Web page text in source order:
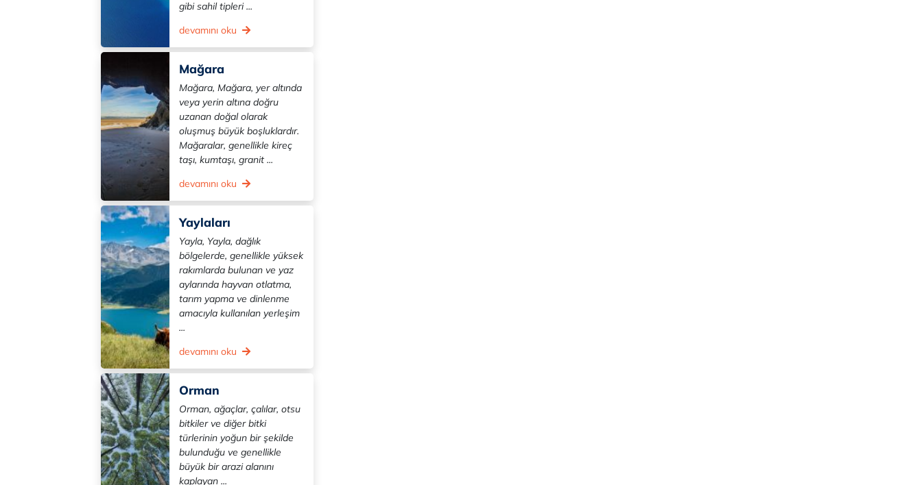
gibi sahil tipleri ...
devamını oku
Mağara
Mağara, Mağara, yer altında
veya yerin altına doğru
uzanan doğal olarak
oluşmuş büyük boşluklardır.
Mağaralar, genellikle kireç
taşı, kumtaşı, granit ...
devamını oku
Yaylaları
Yayla, Yayla, dağlık
bölgelerde, genellikle yüksek
rakımlarda bulunan ve yaz
aylarında hayvan otlatma,
tarım yapma ve dinlenme
amacıyla kullanılan yerleşim
...
devamını oku
Orman
Orman, ağaçlar, çalılar, otsu
bitkiler ve diğer bitki
türlerinin yoğun bir şekilde
bulunduğu ve genellikle
büyük bir arazi alanını
kaplayan ...